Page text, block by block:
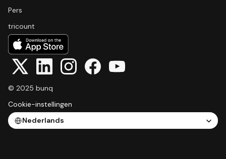
Pers
tricount
© 2025 bunq
Cookie-instellingen
Select Language
Nederlands